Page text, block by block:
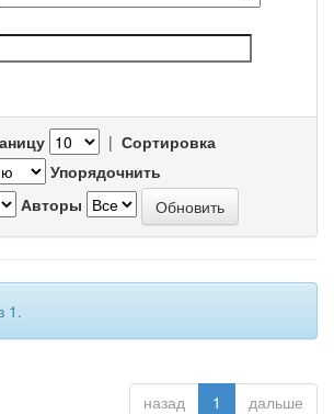
| Сортировка
Упорядочнить
Авторы
1.
назад 1 дальше